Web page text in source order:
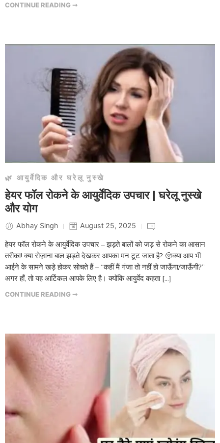
CONTINUE READING ➞
🌿 आयुर्वेदिक और घरेलू नुस्खे
हेयर फॉल रोकने के आयुर्वेदिक उपचार | घरेलू नुस्खे
और योग
Abhay Singh August 25, 2025
हेयर फॉल रोकने के आयुर्वेदिक उपचार – झड़ते बालों को जड़ से रोकने का आसान
तरीका! क्या रोज़ाना बाल झड़ते देखकर आपका मन टूट जाता है? 🥺क्या आप भी
आईने के सामने खड़े होकर सोचते हैं – “कहीं मैं गंजा तो नहीं हो जाऊँगा/जाऊँगी?”
अगर हाँ, तो यह आर्टिकल आपके लिए है। क्योंकि आयुर्वेद कहता […]
CONTINUE READING ➞